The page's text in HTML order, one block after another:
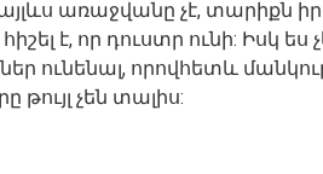
առաջվանը չէ, տարիքն
է, որ դուստր ունի: Իսկ
ունենալ, որովհետև
թույլ չեն տալիս: